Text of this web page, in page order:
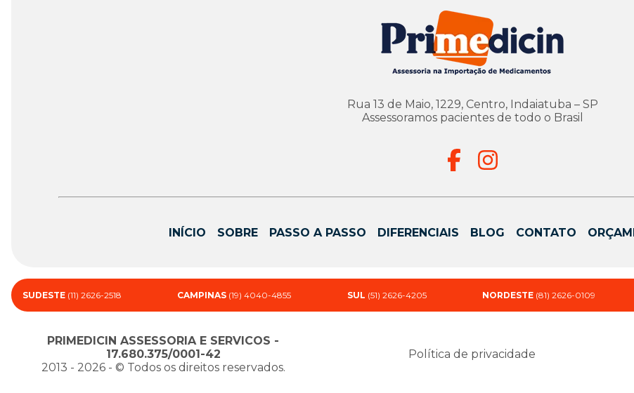
Rua 13 de Maio, 1229, Centro, Indaiatuba – SP
Assessoramos pacientes de todo o Brasil
INÍCIO SOBRE PASSO A PASSO DIFERENCIAIS BLOG CONTATO
SUDESTE (11) 2626-2518 CAMPINAS (19) 4040-4855 SUL (51) 2626-4205 NORDESTE (81) 2626-0109
PRIMEDICIN ASSESSORIA E SERVICOS -
17.680.375/0001-42
2013 - 2026 - ©️ Todos os direitos reservados.
Política de privacidade